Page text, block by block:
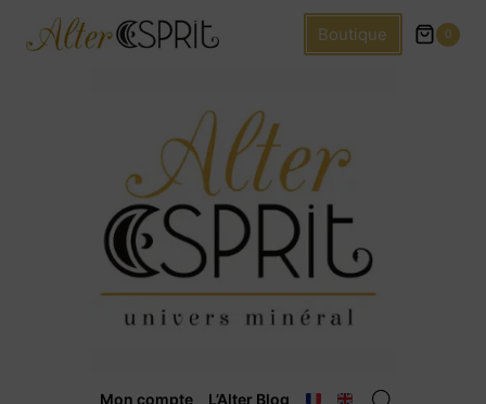
Boutique 0
Mon compte L’Alter Blog